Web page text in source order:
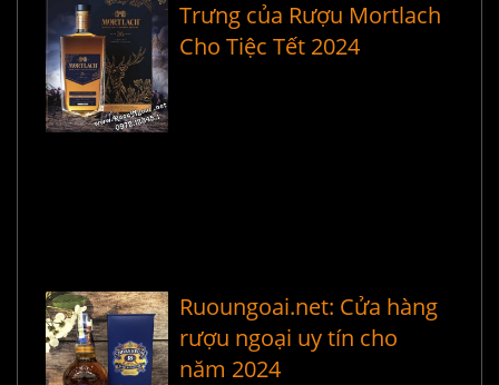
Trưng của Rượu Mortlach
Cho Tiệc Tết 2024
Ruoungoai.net: Cửa hàng
rượu ngoại uy tín cho
năm 2024